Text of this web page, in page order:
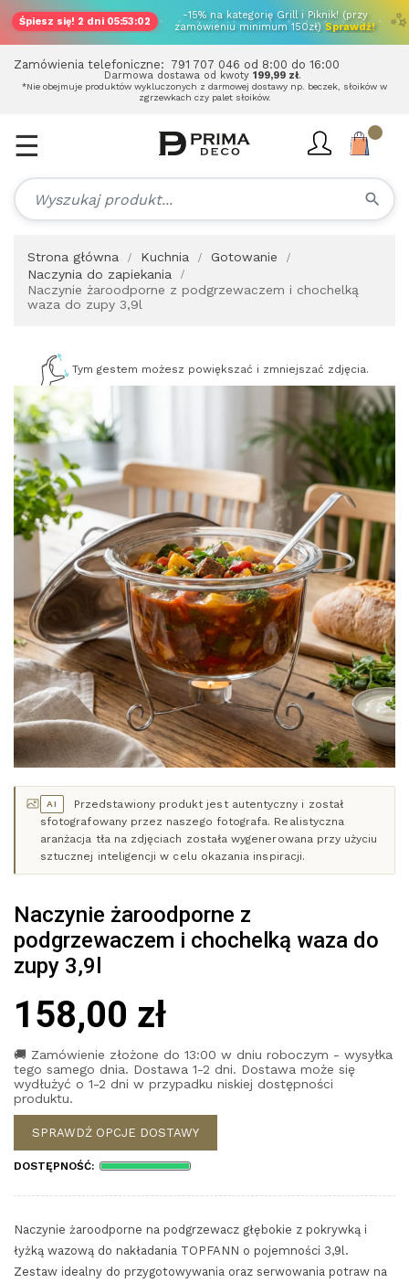
Śpiesz się! 2 dni 05:53:02
-15% na kategorię Grill i Piknik! (przy
zamówieniu minimum 150zł) Sprawdź! ✨
Zamówienia telefoniczne: 791 707 046 od 8:00 do 16:00
Darmowa dostawa od kwoty 199,99 zł.
*Nie obejmuje produktów wykluczonych z darmowej dostawy np. beczek, słoików w
zgrzewkach czy palet słoików.
search
Toggle
navigation
☰
Strona główna Kuchnia
Gotowanie
Naczynia do zapiekania
Naczynie żaroodporne z podgrzewaczem i chochelką
waza do zupy 3,9l
Tym gestem możesz powiększać i zmniejszać zdjęcia.
AI
Przedstawiony produkt jest autentyczny i został
sfotografowany przez naszego fotografa. Realistyczna
aranżacja tła na zdjęciach została wygenerowana przy użyciu
sztucznej inteligencji w celu okazania inspiracji.
Naczynie żaroodporne z
podgrzewaczem i chochelką waza do
zupy 3,9l
158,00 zł
🚚 Zamówienie złożone do 13:00 w dniu roboczym - wysyłka
tego samego dnia. Dostawa 1-2 dni. Dostawa może się
wydłużyć o 1-2 dni w przypadku niskiej dostępności
produktu.
SPRAWDŹ OPCJE DOSTAWY
DOSTĘPNOŚĆ:
Naczynie żaroodporne na podgrzewacz głębokie z pokrywką i
łyżką wazową do nakładania TOPFANN o pojemności 3,9l.
Zestaw idealny do przygotowywania oraz serwowania potraw na